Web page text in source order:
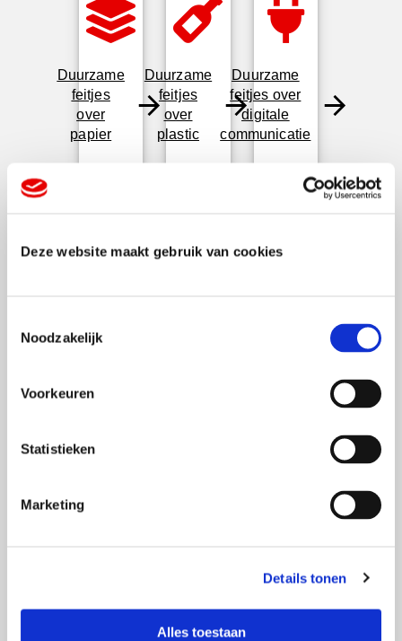
Deze website maakt gebruik van cookies
Noodzakelijk
Voorkeuren
Statistieken
Marketing
Details tonen
Alles toestaan
Duurzame
feitjes
over
papier
Duurzame
feitjes
over
plastic
Duurzame
feitjes over
digitale
communicatie
artikelen